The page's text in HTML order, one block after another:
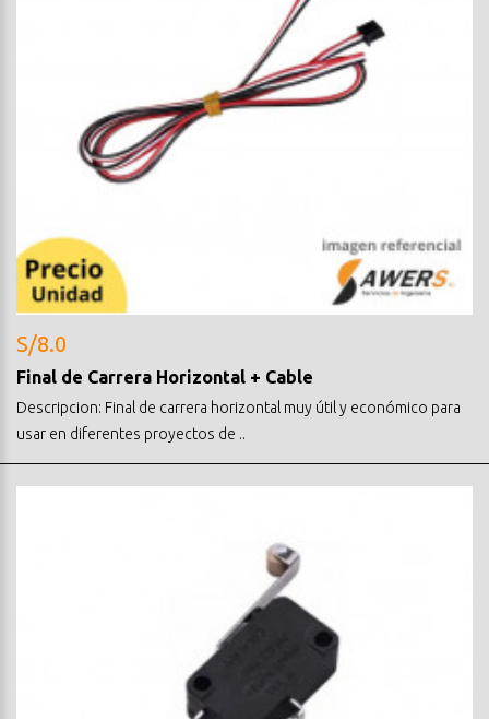
S/8.0
Final de Carrera Horizontal + Cable
Descripcion: Final de carrera horizontal muy útil y económico para
usar en diferentes proyectos de ..